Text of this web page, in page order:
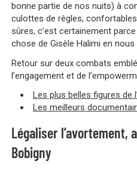
bonne partie de nos nuits) à
culottes de règles,
sûres, c’est certainement
chose de Gisèle Halimi en nous
Retour sur deux combats
l’engagement et de
Les plus belles figures de
Les meilleurs
Légaliser l’avortement,
Bobigny